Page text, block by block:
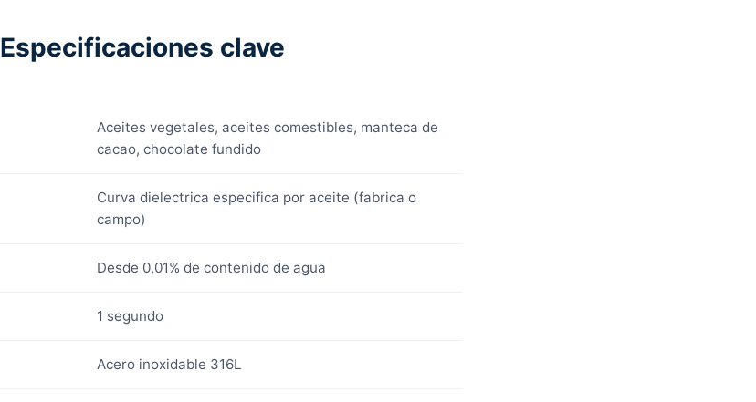
Especificaciones clave
Aceites vegetales, aceites comestibles, manteca de
cacao, chocolate fundido
Curva dielectrica especifica por aceite (fabrica o
campo)
Desde 0,01% de contenido de agua
1 segundo
Acero inoxidable 316L